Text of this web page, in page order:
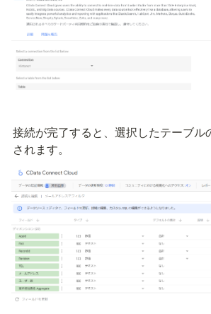
接続が完了すると、選択したテーブル
されます。